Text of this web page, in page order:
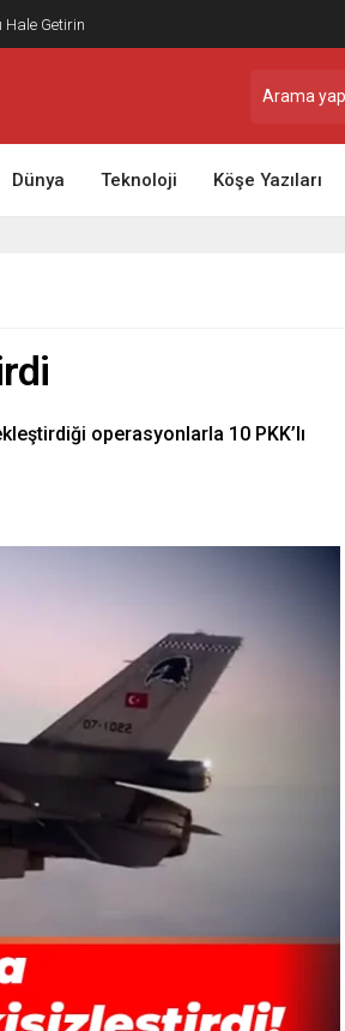
Hale Getirin
Dünya Teknoloji Köşe Yazıları
operasyonlarla 10 PKK’lı